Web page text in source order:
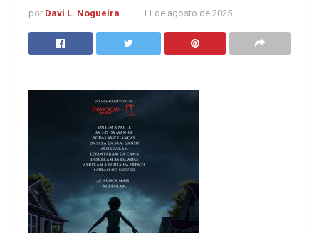
por Davi L. Nogueira 11 de agosto de 2025